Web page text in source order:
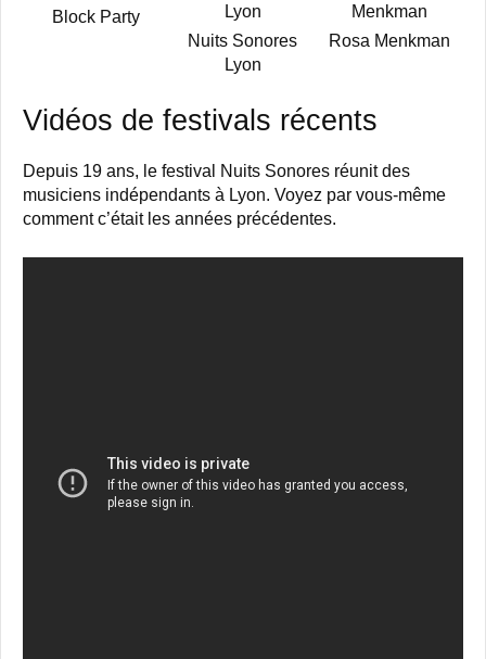
Block Party
Nuits Sonores
Lyon
Rosa Menkman
Vidéos de festivals récents
Depuis 19 ans, le festival Nuits Sonores réunit des
musiciens indépendants à Lyon. Voyez par vous-même
comment c’était les années précédentes.